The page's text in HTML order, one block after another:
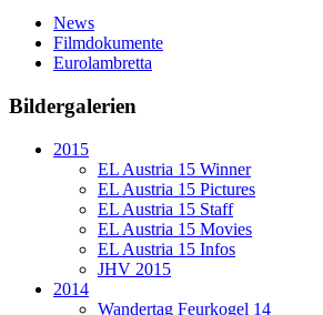
News
Filmdokumente
Eurolambretta
Bildergalerien
2015
EL Austria 15 Winner
EL Austria 15 Pictures
EL Austria 15 Staff
EL Austria 15 Movies
EL Austria 15 Infos
JHV 2015
2014
Wandertag Feurkogel 14